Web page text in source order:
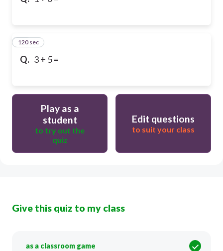
Q. 3 + 5 =
10
120 sec
Play as a
student
to try out the
quiz
Edit questions
to suit your class
Give this quiz to my class
as a classroom game